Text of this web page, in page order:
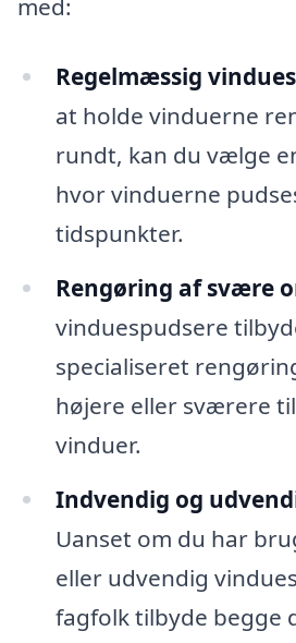
med:
Regelmæssig
at holde vinduerne
rundt, kan du vælge
hvor vinduerne
tidspunkter.
Rengøring af svære
vinduespudsere
specialiseret
højere eller sværere
vinduer.
Indvendig og
Uanset om du har
eller udvendig
fagfolk tilbyde begge